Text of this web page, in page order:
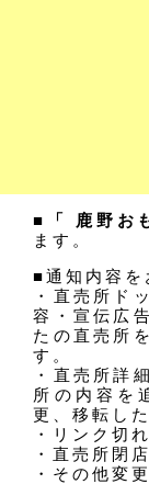
■「 鹿野お
ます。
■通知内容を
・直売所ド
容・宣伝広
たの直売所
す。
・直売所詳
所の内容を
更、移転し
・リンク切
・直売所閉
・その他変